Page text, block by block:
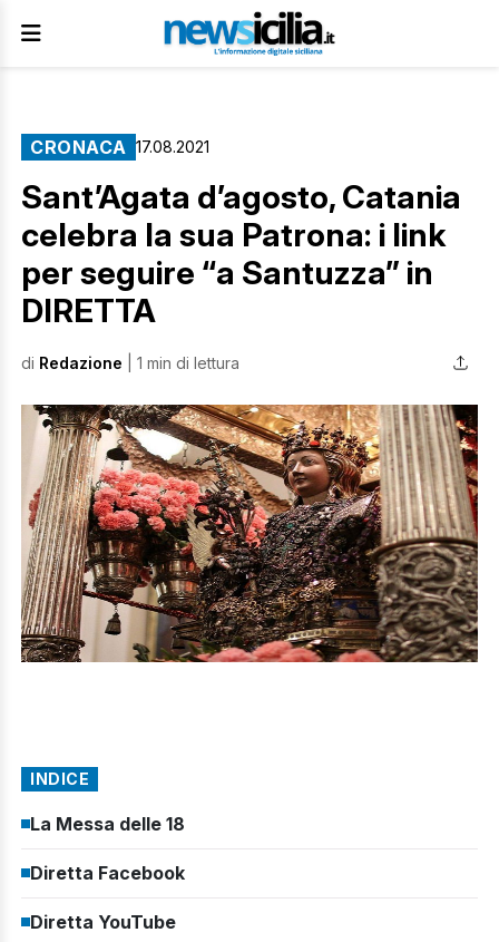
CRONACA 17.08.2021
Sant’Agata d’agosto, Catania
celebra la sua Patrona: i link
per seguire “a Santuzza” in
DIRETTA
di Redazione | 1 min di lettura
INDICE
La Messa delle 18
Diretta Facebook
Diretta YouTube